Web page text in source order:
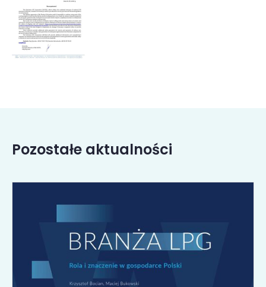
Pozostałe aktualności